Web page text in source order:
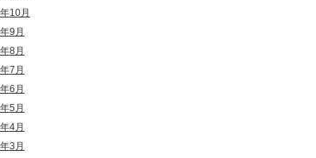
10月
9月
8月
7月
6月
5月
4月
3月